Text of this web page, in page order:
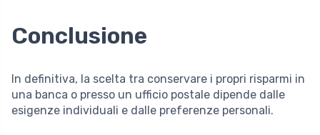
Conclusione
In definitiva, la scelta tra conservare i propri risparmi in
una banca o presso un ufficio postale dipende dalle
esigenze individuali e dalle preferenze personali.